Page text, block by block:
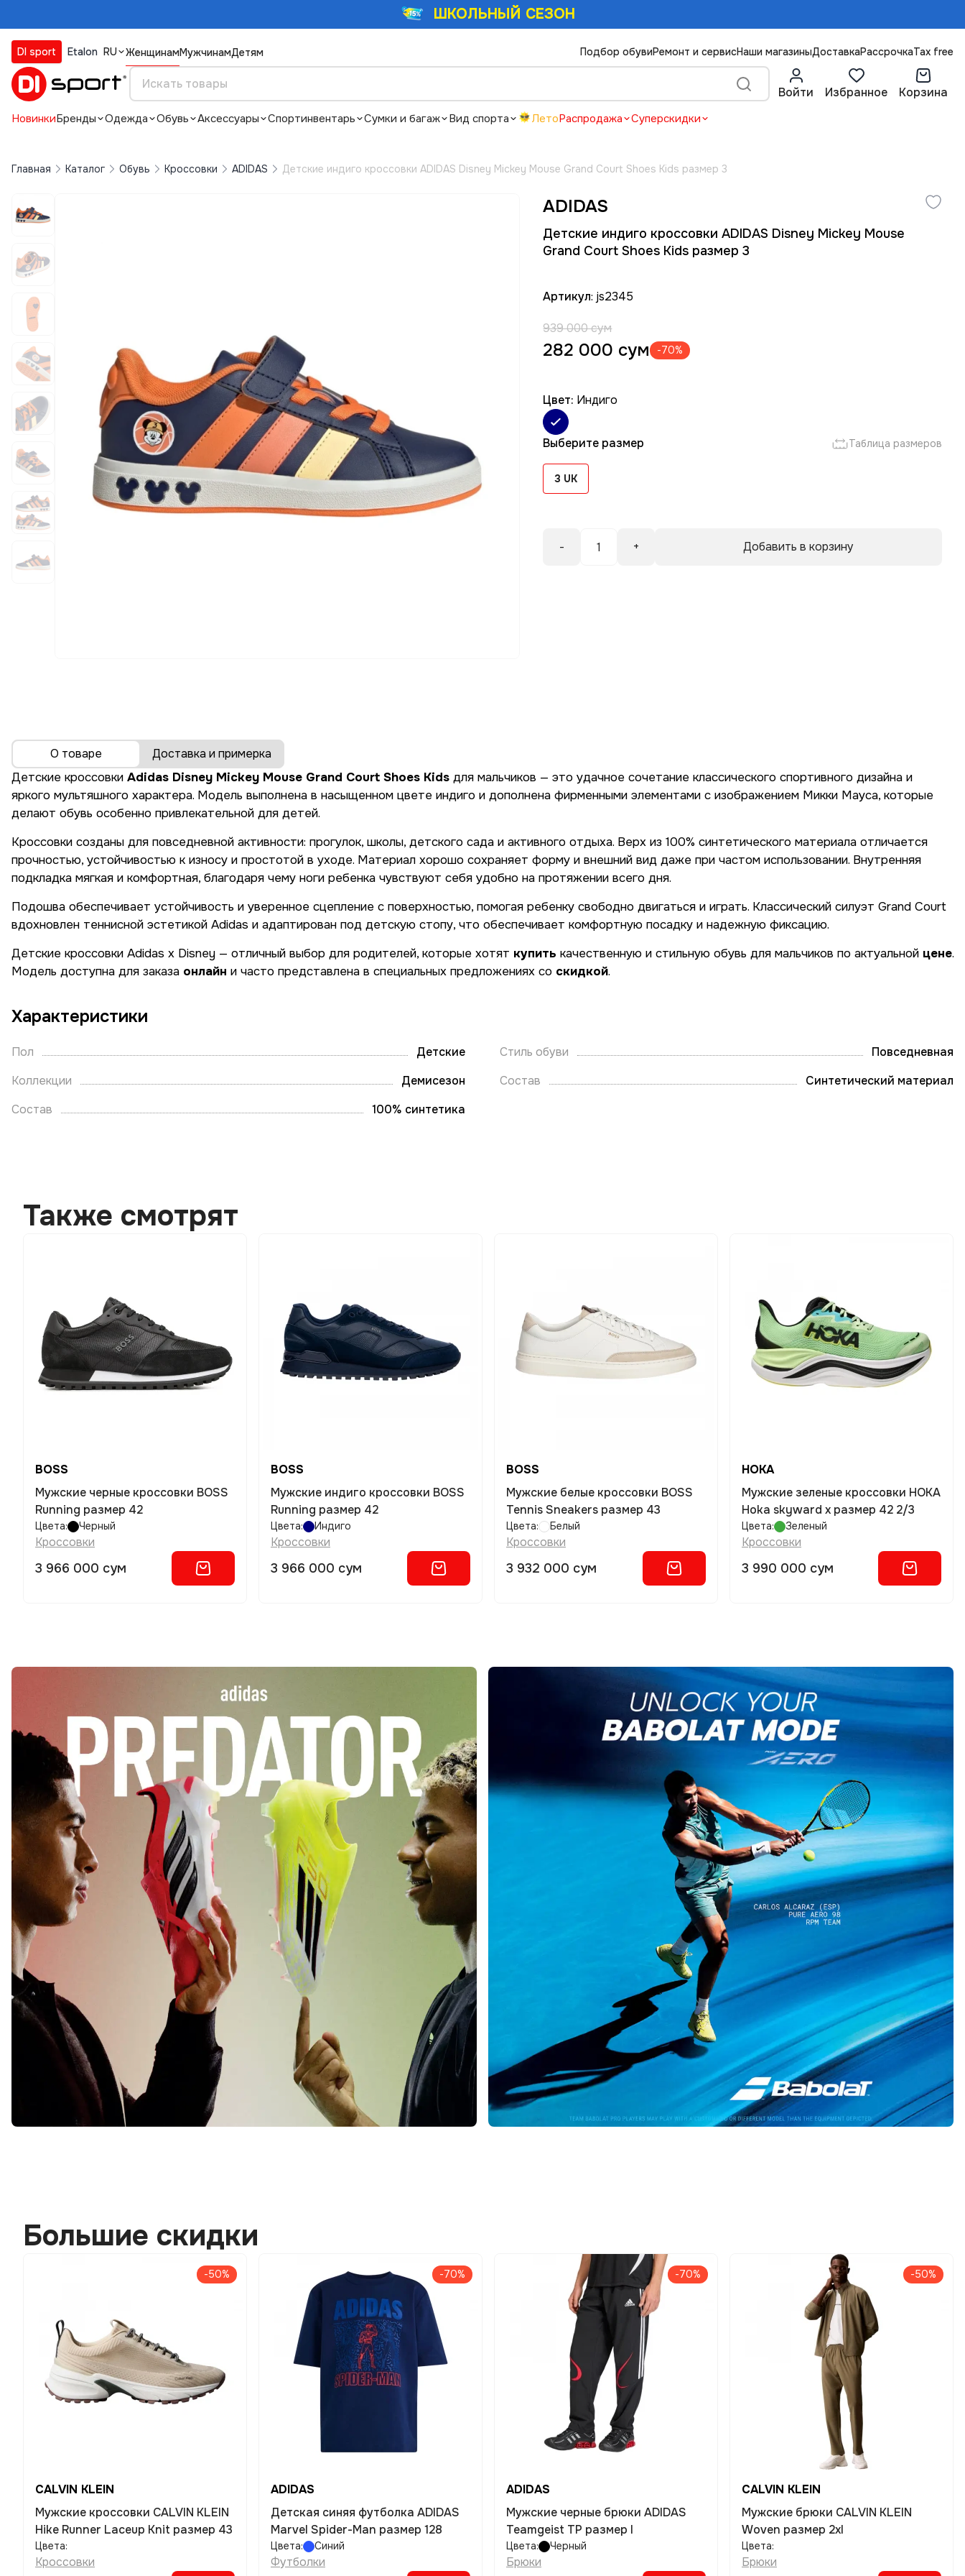
ШКОЛЬНЫЙ СЕЗОН
DI sport Etalon RU ЖенщинамМужчинамДетям Подбор обувиРемонт и сервисНаши магазиныДоставкаРассрочкаTax free
Войти Избранное Корзина
НовинкиБренды Одежда Обувь Аксессуары Спортинвентарь Сумки и багаж Вид спорта ЛетоРаспродажа Суперскидки
Главная Каталог Обувь Кроссовки ADIDAS Детские индиго кроссовки ADIDAS Disney Mickey Mouse Grand Court Shoes Kids размер 3
ADIDAS
Детские индиго кроссовки ADIDAS Disney Mickey Mouse
Grand Court Shoes Kids размер 3
Артикул: js2345
939 000 сум
282 000 сум -70%
Цвет: Индиго
Выберите размер Таблица размеров
3 UK
- + Добавить в корзину
О товаре
Доставка и примерка
Детские кроссовки Adidas Disney Mickey Mouse Grand Court Shoes Kids для мальчиков — это удачное сочетание классического спортивного дизайна и
яркого мультяшного характера. Модель выполнена в насыщенном цвете индиго и дополнена фирменными элементами с изображением Микки Мауса, которые
делают обувь особенно привлекательной для детей.
Кроссовки созданы для повседневной активности: прогулок, школы, детского сада и активного отдыха. Верх из 100% синтетического материала отличается
прочностью, устойчивостью к износу и простотой в уходе. Материал хорошо сохраняет форму и внешний вид даже при частом использовании. Внутренняя
подкладка мягкая и комфортная, благодаря чему ноги ребенка чувствуют себя удобно на протяжении всего дня.
Подошва обеспечивает устойчивость и уверенное сцепление с поверхностью, помогая ребенку свободно двигаться и играть. Классический силуэт Grand Court
вдохновлен теннисной эстетикой Adidas и адаптирован под детскую стопу, что обеспечивает комфортную посадку и надежную фиксацию.
Детские кроссовки Adidas x Disney — отличный выбор для родителей, которые хотят купить качественную и стильную обувь для мальчиков по актуальной цене.
Модель доступна для заказа онлайн и часто представлена в специальных предложениях со скидкой.
Характеристики
Пол Детские Стиль обуви
Повседневная
Коллекции
Демисезон Состав
Синтетический материал
Состав
100% синтетика
Также смотрят
BOSS
Мужские черные кроссовки BOSS
Running размер 42
Цвета: Черный
Кроссовки
3 966 000 сум
BOSS
Мужские индиго кроссовки BOSS
Running размер 42
Цвета: Индиго
Кроссовки
3 966 000 сум
BOSS
Мужские белые кроссовки BOSS
Tennis Sneakers размер 43
Цвета: Белый
Кроссовки
3 932 000 сум
HOKA
Мужские зеленые кроссовки HOKA
Hoka skyward x размер 42 2/3
Цвета: Зеленый
Кроссовки
3 990 000 сум
Большие скидки
-50%
CALVIN KLEIN
Мужские кроссовки CALVIN KLEIN
Hike Runner Laceup Knit размер 43
Цвета:
Кроссовки
-70%
ADIDAS
Детская синяя футболка ADIDAS
Marvel Spider-Man размер 128
Цвета: Синий
Футболки
-70%
ADIDAS
Мужские черные брюки ADIDAS
Teamgeist TP размер l
Цвета: Черный
Брюки
-50%
CALVIN KLEIN
Мужские брюки CALVIN KLEIN
Woven размер 2xl
Цвета:
Брюки